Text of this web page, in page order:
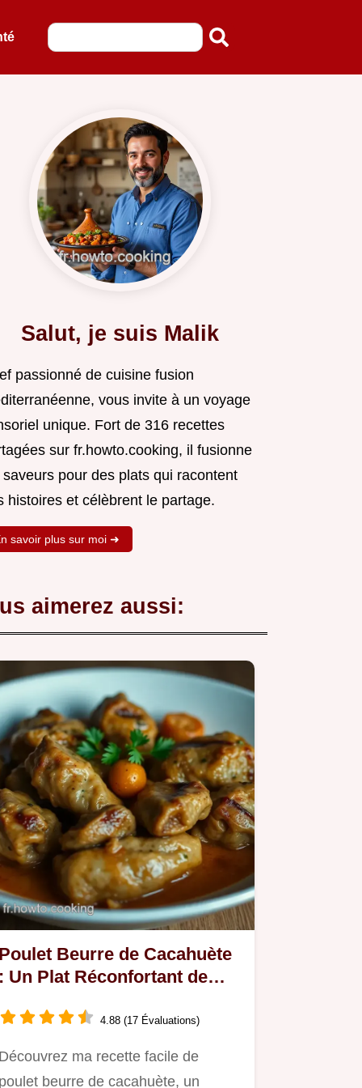
Salut, je suis Malik
passionné de cuisine fusion
vous invite à un voyage
unique. Fort de 316 recettes
sur fr.howto.cooking, il fusionne
saveurs pour des plats qui racontent
histoires et célèbrent le partage.
savoir plus sur moi ➜
aimerez aussi:
Poulet Beurre de Cacahuète
: Un Plat Réconfortant de
4.88 (17 Évaluations)
Découvrez ma recette facile de
poulet beurre de cacahuète, un